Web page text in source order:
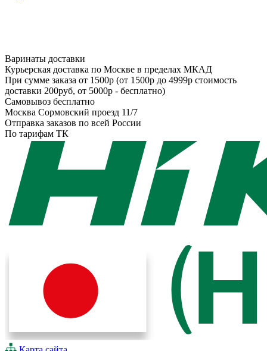
Варинаты доставки
Курьерская доставка по Москве в пределах МКАД
При сумме заказа от 1500р (от 1500р до 4999р стоимость
доставки 200руб, от 5000р - бесплатно)
Самовывоз бесплатно
Москва Сормовский проезд 11/7
Отправка заказов по всей России
По тарифам ТК